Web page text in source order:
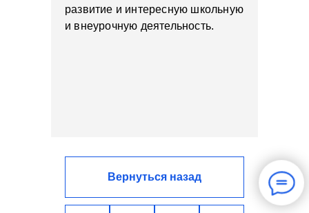
Вернуться назад
развитие и интересную школьную
и внеурочную деятельность.